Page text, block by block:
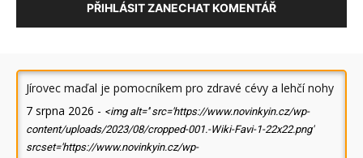
PŘIHLÁSIT ZANECHAT KOMENTÁŘ
Jírovec maďal je pomocníkem pro zdravé cévy a lehčí nohy
7 srpna 2026 - <img alt='' src='https://www.novinkyin.cz/wp-
content/uploads/2023/08/cropped-001.-Wiki-Favi-1-22x22.png'
srcset='https://www.novinkyin.cz/wp-